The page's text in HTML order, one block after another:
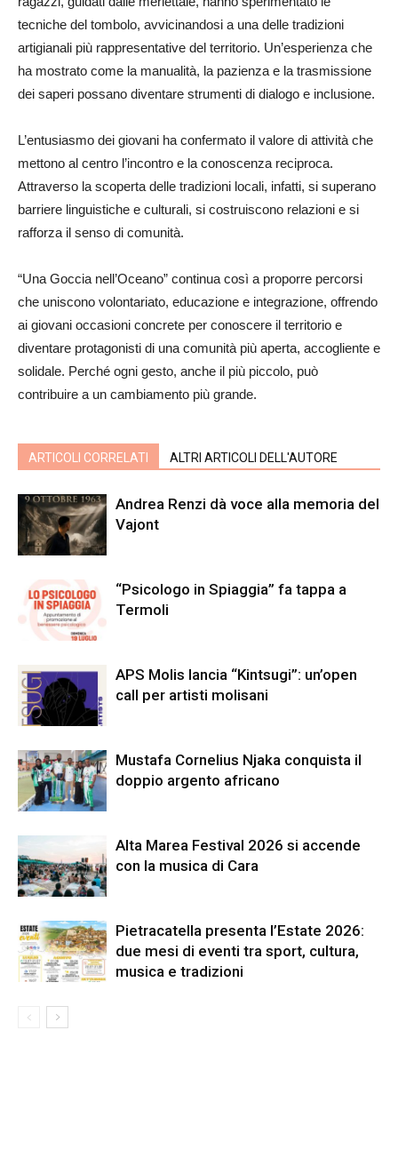
tecniche del tombolo, avvicinandosi a una delle tradizioni
artigianali più rappresentative del territorio. Un’esperienza che
ha mostrato come la manualità, la pazienza e la trasmissione
dei saperi possano diventare strumenti di dialogo e inclusione.
L’entusiasmo dei giovani ha confermato il valore di attività che
mettono al centro l’incontro e la conoscenza reciproca.
Attraverso la scoperta delle tradizioni locali, infatti, si superano
barriere linguistiche e culturali, si costruiscono relazioni e si
rafforza il senso di comunità.
“Una Goccia nell’Oceano” continua così a proporre percorsi
che uniscono volontariato, educazione e integrazione, offrendo
ai giovani occasioni concrete per conoscere il territorio e
diventare protagonisti di una comunità più aperta, accogliente e
solidale. Perché ogni gesto, anche il più piccolo, può
contribuire a un cambiamento più grande.
ARTICOLI CORRELATI ALTRI ARTICOLI DELL'AUTORE
Andrea Renzi dà voce alla memoria del
Vajont
“Psicologo in Spiaggia” fa tappa a
Termoli
APS Molis lancia “Kintsugi”: un’open
call per artisti molisani
Mustafa Cornelius Njaka conquista il
doppio argento africano
Alta Marea Festival 2026 si accende
con la musica di Cara
Pietracatella presenta l’Estate 2026:
due mesi di eventi tra sport, cultura,
musica e tradizioni